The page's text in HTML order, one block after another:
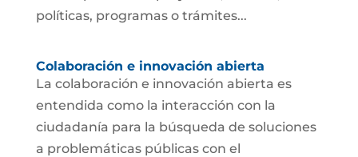
políticas, programas o trámites...
Colaboración e innovación abierta
La colaboración e innovación abierta es
entendida como la interacción con la
ciudadanía para la búsqueda de soluciones
a problemáticas públicas con el